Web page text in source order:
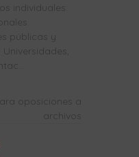
individuales:
públicas y
oposiciones a
archivos